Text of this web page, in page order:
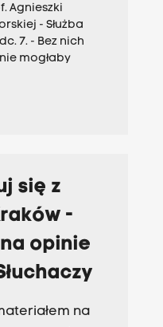
Agnieszki
- Służba
7. - Bez nich
mogłaby
się z
-
opinie
na